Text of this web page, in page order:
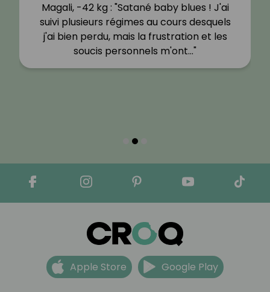
Magali, -42 kg : "Satané baby blues ! J'ai
suivi plusieurs régimes au cours desquels
j'ai bien perdu, mais la frustration et les
soucis personnels m'ont…"
Apple Store Google Play